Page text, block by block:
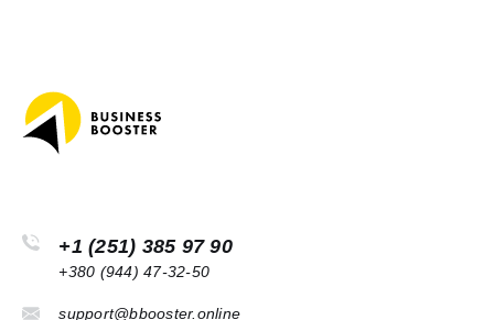
+1 (251) 385 97 90
+380 (944) 47-32-50
support@bbooster.online